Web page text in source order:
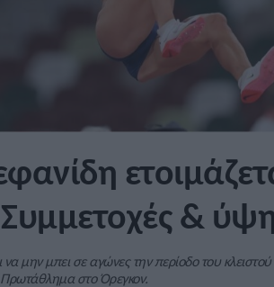
&
μην μπει σε αγώνες την περίοδο του κλειστού
Πρωτάθλημα στο Όρεγκον.